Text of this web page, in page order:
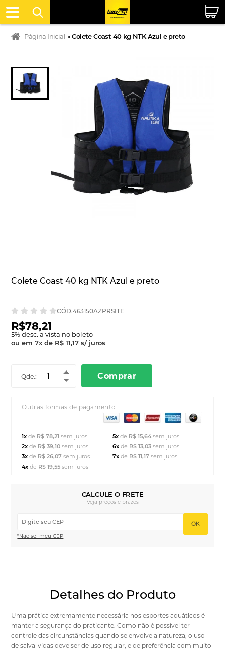
Página Inicial » Colete Coast 40 kg NTK Azul e preto
Colete Coast 40 kg NTK Azul e preto
CÓD.463150AZPRSITE
R$78,21
5% desc. a vista no boleto
ou em7x de R$ 11,17 s/ juros
Qde.: Comprar
Outras formas de pagamento
1xde R$ 78,21 sem juros
2xde R$ 39,10 sem juros
3xde R$ 26,07 sem juros
4xde R$ 19,55 sem juros
5x de R$ 15,64sem juros
6x de R$ 13,03sem juros
7x de R$ 11,17sem juros
CALCULE O FRETE
Veja preços e prazos
OK
*Não sei meu CEP
Detalhes do Produto
Uma prática extremamente necessária nos esportes aquáticos é
manter a segurança do praticante. Como não é possível ter
controle das circunstâncias quando se envolve a natureza, o uso
de salva-vidas deve ser de uso regular, e de preferência com muito